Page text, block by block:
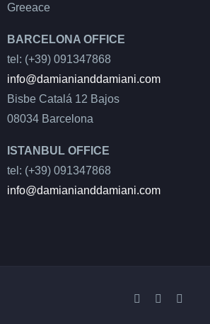
Greeace
BARCELONA OFFICE
tel: (+39) 091347868
info@damianianddamiani.com
Bisbe Catalá 12 Bajos
08034 Barcelona
ISTANBUL OFFICE
tel: (+39) 091347868
info@damianianddamiani.com